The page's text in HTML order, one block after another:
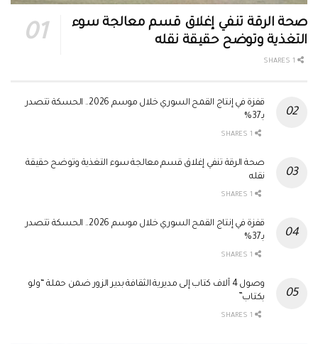
صحة الرقة تنفي إغلاق قسم معالجة سوء
التغذية وتوضح حقيقة نقله
قفزة في إنتاج القمح السوري خلال موسم 2026.. الحسكة تتصدر
بـ37%
صحة الرقة تنفي إغلاق قسم معالجة سوء التغذية وتوضح حقيقة
نقله
قفزة في إنتاج القمح السوري خلال موسم 2026.. الحسكة تتصدر
بـ37%
وصول 4 آلاف كتاب إلى مديرية الثقافة بدير الزور ضمن حملة “ولو
بكتاب”